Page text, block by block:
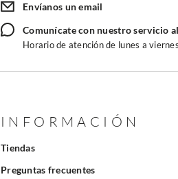
Envíanos un email
Comunícate con nuestro servicio
Horario de atención de lunes a
INFORMACIÓN
Tiendas
Preguntas frecuentes